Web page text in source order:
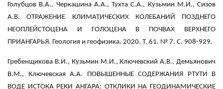
Голубцов В.А., Черкашина А.А., Тухта С.А., Кузьмин М.И., Сизов
А.В. ОТРАЖЕНИЕ КЛИМАТИЧЕСКИХ КОЛЕБАНИЙ ПОЗДНЕГО
НЕОПЛЕЙСТОЦЕНА И ГОЛОЦЕНА В ПОЧВАХ ВЕРХНЕГО
ПРИАНГАРЬЯ. Геология и геофизика. 2020. Т. 61. № 7. С. 908-929.
Гребенщикова В.И., Кузьмин М.И., Ключевский А.В., Демьянович
В.М., Ключевская А.А. ПОВЫШЕННЫЕ СОДЕРЖАНИЯ РТУТИ В
ВОДЕ ИСТОКА РЕКИ АНГАРА: ОТКЛИКИ НА ГЕОДИНАМИЧЕСКИЕ